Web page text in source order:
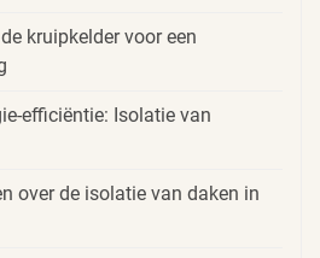
kruipkelder voor een
efficiëntie: Isolatie van
over de isolatie van daken in